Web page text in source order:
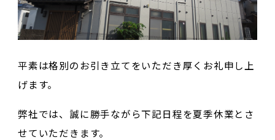
平素は格別のお引き立てをいただき厚くお礼申し上
げます。
弊社では、誠に勝手ながら下記日程を夏季休業とさ
せていただきます。